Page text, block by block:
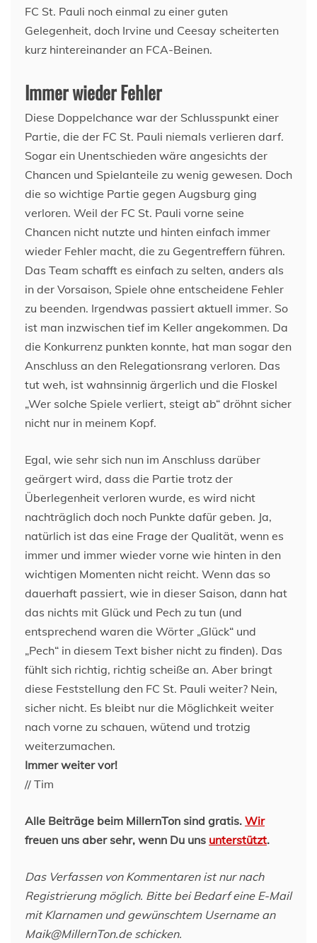
FC St. Pauli noch einmal zu einer guten
Gelegenheit, doch Irvine und Ceesay scheiterten
kurz hintereinander an FCA-Beinen.
Immer wieder Fehler
Diese Doppelchance war der Schlusspunkt einer
Partie, die der FC St. Pauli niemals verlieren darf.
Sogar ein Unentschieden wäre angesichts der
Chancen und Spielanteile zu wenig gewesen. Doch
die so wichtige Partie gegen Augsburg ging
verloren. Weil der FC St. Pauli vorne seine
Chancen nicht nutzte und hinten einfach immer
wieder Fehler macht, die zu Gegentreffern führen.
Das Team schafft es einfach zu selten, anders als
in der Vorsaison, Spiele ohne entscheidene Fehler
zu beenden. Irgendwas passiert aktuell immer. So
ist man inzwischen tief im Keller angekommen. Da
die Konkurrenz punkten konnte, hat man sogar den
Anschluss an den Relegationsrang verloren. Das
tut weh, ist wahnsinnig ärgerlich und die Floskel
„Wer solche Spiele verliert, steigt ab“ dröhnt sicher
nicht nur in meinem Kopf.
Egal, wie sehr sich nun im Anschluss darüber
geärgert wird, dass die Partie trotz der
Überlegenheit verloren wurde, es wird nicht
nachträglich doch noch Punkte dafür geben. Ja,
natürlich ist das eine Frage der Qualität, wenn es
immer und immer wieder vorne wie hinten in den
wichtigen Momenten nicht reicht. Wenn das so
dauerhaft passiert, wie in dieser Saison, dann hat
das nichts mit Glück und Pech zu tun (und
entsprechend waren die Wörter „Glück“ und
„Pech“ in diesem Text bisher nicht zu finden). Das
fühlt sich richtig, richtig scheiße an. Aber bringt
diese Feststellung den FC St. Pauli weiter? Nein,
sicher nicht. Es bleibt nur die Möglichkeit weiter
nach vorne zu schauen, wütend und trotzig
weiterzumachen.
Immer weiter vor!
// Tim
Alle Beiträge beim MillernTon sind gratis. Wir
freuen uns aber sehr, wenn Du uns unterstützt.
Das Verfassen von Kommentaren ist nur nach
Registrierung möglich. Bitte bei Bedarf eine E-Mail
mit Klarnamen und gewünschtem Username an
Maik@MillernTon.de schicken.